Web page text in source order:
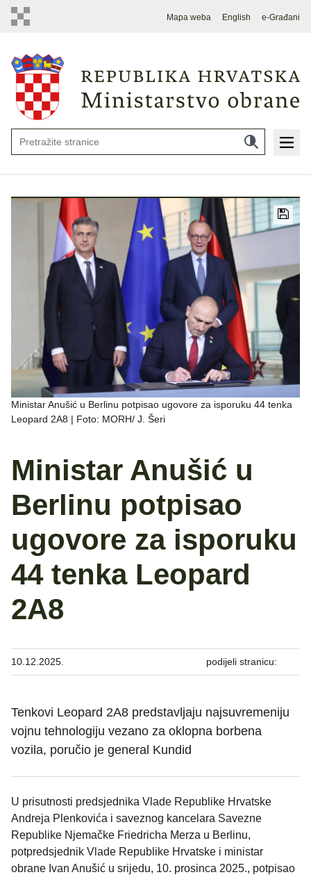
Mapa weba English e-Građani
Ministar Anušić u Berlinu potpisao ugovore za isporuku 44 tenka
Leopard 2A8 | Foto: MORH/ J. Šeri
Ministar Anušić u
Berlinu potpisao
ugovore za isporuku
44 tenka Leopard
2A8
10.12.2025. podijeli stranicu:
Tenkovi Leopard 2A8 predstavljaju najsuvremeniju
vojnu tehnologiju vezano za oklopna borbena
vozila, poručio je general Kundid
U prisutnosti predsjednika Vlade Republike Hrvatske
Andreja Plenkovića i saveznog kancelara Savezne
Republike Njemačke Friedricha Merza u Berlinu,
potpredsjednik Vlade Republike Hrvatske i ministar
obrane Ivan Anušić u srijedu, 10. prosinca 2025., potpisao